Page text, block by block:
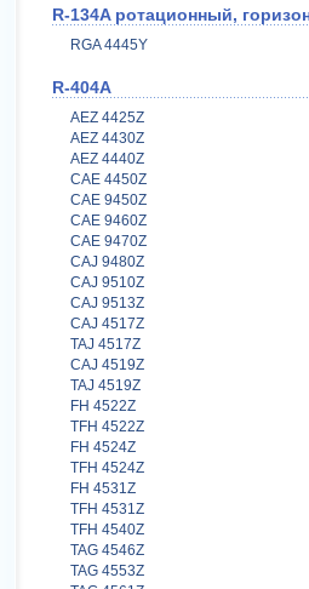
R-134A ротационный,
RGA 4445Y
R-404A
AEZ 4425Z
AEZ 4430Z
AEZ 4440Z
CAE 4450Z
CAE 9450Z
CAE 9460Z
CAE 9470Z
CAJ 9480Z
CAJ 9510Z
CAJ 9513Z
CAJ 4517Z
TAJ 4517Z
CAJ 4519Z
TAJ 4519Z
FH 4522Z
TFH 4522Z
FH 4524Z
TFH 4524Z
FH 4531Z
TFH 4531Z
TFH 4540Z
TAG 4546Z
TAG 4553Z